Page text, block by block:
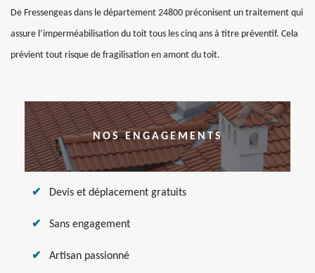
De Fressengeas dans le département 24800 préconisent un traitement qui
assure l’imperméabilisation du toit tous les cinq ans à titre préventif. Cela
prévient tout risque de fragilisation en amont du toit.
NOS ENGAGEMENTS
Devis et déplacement gratuits
Sans engagement
Artisan passionné